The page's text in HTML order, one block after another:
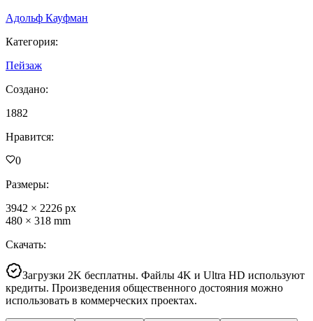
Адольф Кауфман
Категория:
Пейзаж
Создано:
1882
Нравится:
0
Размеры:
3942 × 2226 px
480 × 318 mm
Скачать:
Загрузки 2K бесплатны. Файлы 4K и Ultra HD используют
кредиты. Произведения общественного достояния можно
использовать в коммерческих проектах.